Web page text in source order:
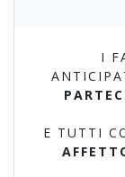
I
E TUTTI